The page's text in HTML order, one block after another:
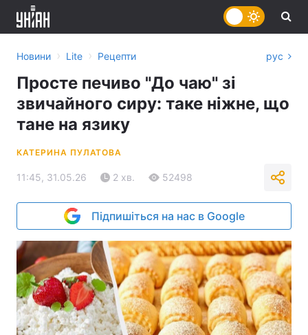
Новини › Lite › Рецепти рус
Просте печиво "До чаю" зі
звичайного сиру: таке ніжне, що
тане на язику
КАТЕРИНА ПУЛАТОВА
11:45, 31.05.26 2 хв. 52498
Підпишіться на нас в Google